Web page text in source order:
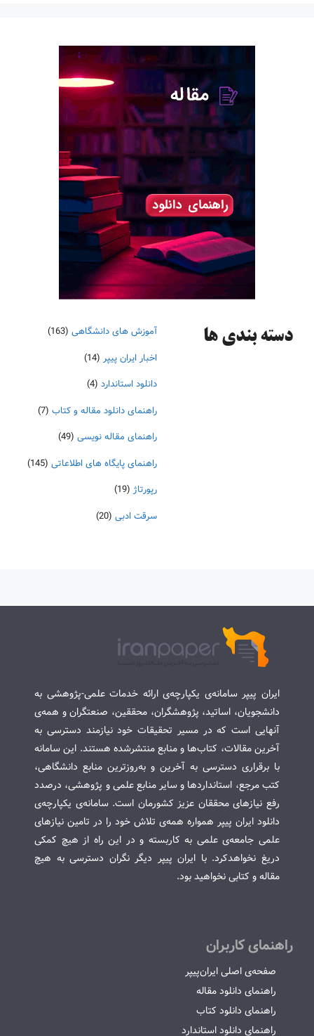
دسته‌ بندی ها آموزش های دانشگاهی (163)
اخبار ایران پیپر (14)
دانلود استاندارد (4)
راهنمای دانلود مقاله و کتاب (7)
راهنمای مقاله نویسی (49)
راهنمای پایگاه های اطلاعاتی (145)
رپورتاژ (19)
سرقت ادبی (20)
ایران پیپر سامانه‌ی یکپارچه‌ی ارائه خدمات علمی-پژوهشی به
دانشجویان، اساتید، پژوهشگران، محققین، صنعتگران و همه‌ی
آنهایی است که در مسیر تحقیقات خود نیازمند دسترسی به
آخرین مقالات، کتاب‌ها و منابع منتشرشده هستند. این سامانه
با برقراری دسترسی به آخرین و به‌روزترین منابع دانشگاهی،
کتب مرجع، استانداردها و سایر منابع علمی و پژوهشی، درصدد
رفع نیازهای محققان عزیز کشورمان است. سامانه‌ی یکپارچه‌ی
دانلود ایران پیپر همواره همه‌ی تلاش خود را در تامین نیازهای
علمی جامعه‌ی علمی به کاربسته و در این راه از هیچ کمکی
دریغ نخواهدکرد. با ایران پیپر دیگر نگران دسترسی به هیچ
مقاله و کتابی نخواهید بود.
راهنمای کاربران
صفحه‌ی اصلی ایران‌پیپر
راهنمای دانلود مقاله
راهنمای دانلود کتاب
راهنمای دانلود استاندارد